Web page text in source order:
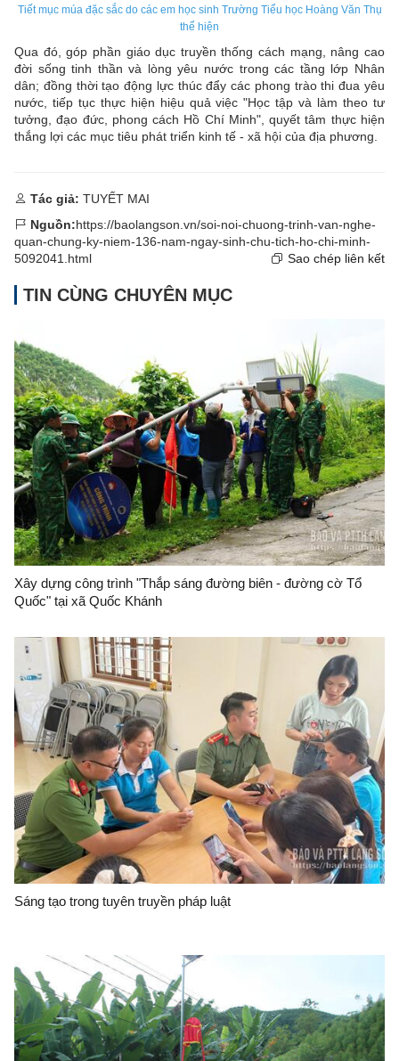
Tiết mục múa đặc sắc do các em học sinh Trường Tiểu học Hoàng Văn Thụ
thể hiện
Qua đó, góp phần giáo dục truyền thống cách mạng, nâng cao
đời sống tinh thần và lòng yêu nước trong các tầng lớp Nhân
dân; đồng thời tạo động lực thúc đẩy các phong trào thi đua yêu
nước, tiếp tục thực hiện hiệu quả việc "Học tập và làm theo tư
tưởng, đạo đức, phong cách Hồ Chí Minh", quyết tâm thực hiện
thắng lợi các mục tiêu phát triển kinh tế - xã hội của địa phương.
Tác giả: TUYẾT MAI
Nguồn:https://baolangson.vn/soi-noi-chuong-trinh-van-nghe-
quan-chung-ky-niem-136-nam-ngay-sinh-chu-tich-ho-chi-minh-
5092041.html
Sao chép liên kết
TIN CÙNG CHUYÊN MỤC
Xây dựng công trình "Thắp sáng đường biên - đường cờ Tổ
Quốc" tại xã Quốc Khánh
Sáng tạo trong tuyên truyền pháp luật